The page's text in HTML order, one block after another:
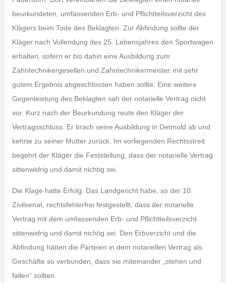
beurkundeten, umfassenden Erb- und Pflichtteilsverzicht des
Klägers beim Tode des Beklagten. Zur Abfindung sollte der
Kläger nach Vollendung des 25. Lebensjahres den Sportwagen
erhalten, sofern er bis dahin eine Ausbildung zum
Zahntechnikergesellen und Zahntechnikermeister mit sehr
gutem Ergebnis abgeschlossen haben sollte. Eine weitere
Gegenleistung des Beklagten sah der notarielle Vertrag nicht
vor. Kurz nach der Beurkundung reute den Kläger der
Vertragsschluss. Er brach seine Ausbildung in Detmold ab und
kehrte zu seiner Mutter zurück. Im vorliegenden Rechtsstreit
begehrt der Kläger die Feststellung, dass der notarielle Vertrag
sittenwidrig und damit nichtig sei.
Die Klage hatte Erfolg. Das Landgericht habe, so der 10.
Zivilsenat, rechtsfehlerfrei festgestellt, dass der notarielle
Vertrag mit dem umfassenden Erb- und Pflichtteilsverzicht
sittenwidrig und damit nichtig sei. Den Erbverzicht und die
Abfindung hätten die Parteien in dem notariellen Vertrag als
Geschäfte so verbunden, dass sie miteinander „stehen und
fallen“ sollten.